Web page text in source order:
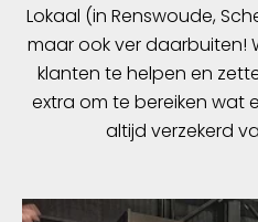
Lokaal (in Renswoude,
maar ook ver daarbuiten!
klanten te helpen en
extra om te bereiken wat
altijd verzekerd